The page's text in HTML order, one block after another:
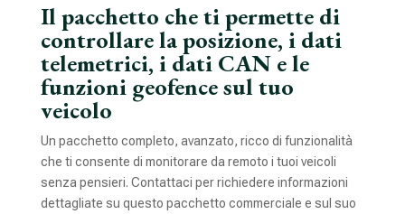
Il pacchetto che ti permette di
controllare la posizione, i dati
telemetrici, i dati CAN e le
funzioni geofence sul tuo
veicolo
Un pacchetto completo, avanzato, ricco di funzionalità
che ti consente di monitorare da remoto i tuoi veicoli
senza pensieri. Contattaci per richiedere informazioni
dettagliate su questo pacchetto commerciale e sul suo